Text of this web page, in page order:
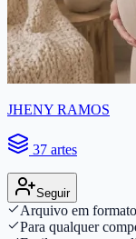
JHENY RAMOS
37 artes
Seguir
Arquivo em
Para qualquer